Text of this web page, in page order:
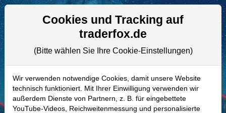
Aktien- und Artikelsuche
A3C5TU | MIR–Mirion
Technologies Aktie
Realtime-Aktienkurs:
Cookies und Tracking auf
traderfox.de
(Bitte wählen Sie Ihre Cookie-Einstellungen)
Wir verwenden notwendige Cookies, damit unsere Website
technisch funktioniert. Mit Ihrer Einwilligung verwenden wir
außerdem Dienste von Partnern, z. B. für eingebettete
YouTube-Videos, Reichweitenmessung und personalisierte